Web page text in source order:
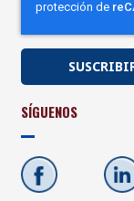
SÍGUENOS